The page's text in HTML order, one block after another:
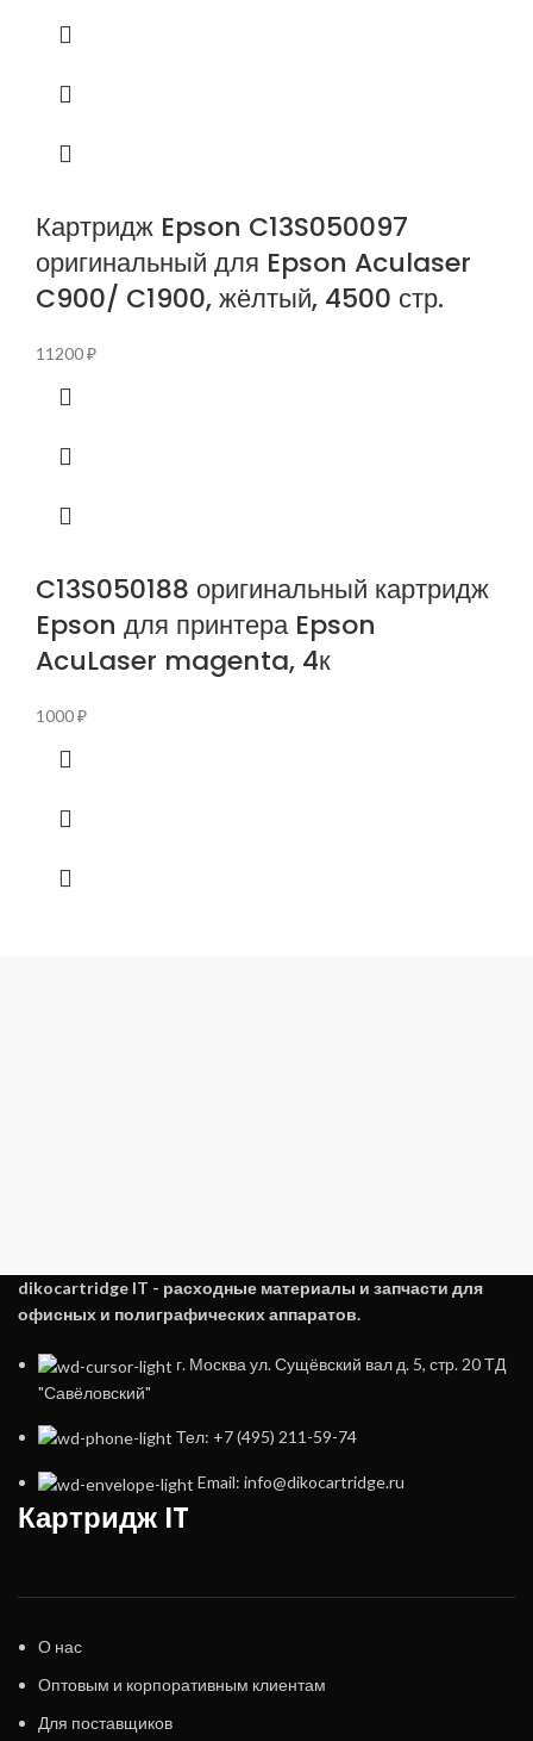
Картридж Epson C13S050097
оригинальный для Epson Aculaser
C900/ C1900, жёлтый, 4500 стр.
11200₽
C13S050188 оригинальный картридж
Epson для принтера Epson
AcuLaser magenta, 4к
1000₽
dikocartridge IT - расходные материалы и запчасти для
офисных и полиграфических аппаратов.
г. Москва ул. Сущёвский вал д. 5, стр. 20 ТД
"Савёловский"
Тел: +7 (495) 211-59-74
Email: info@dikocartridge.ru
Картридж IT
О нас
Оптовым и корпоративным клиентам
Для поставщиков